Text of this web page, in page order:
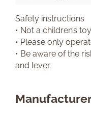
Safety instructions
• Not a children’s
• Please only
• Be aware of the
and lever.